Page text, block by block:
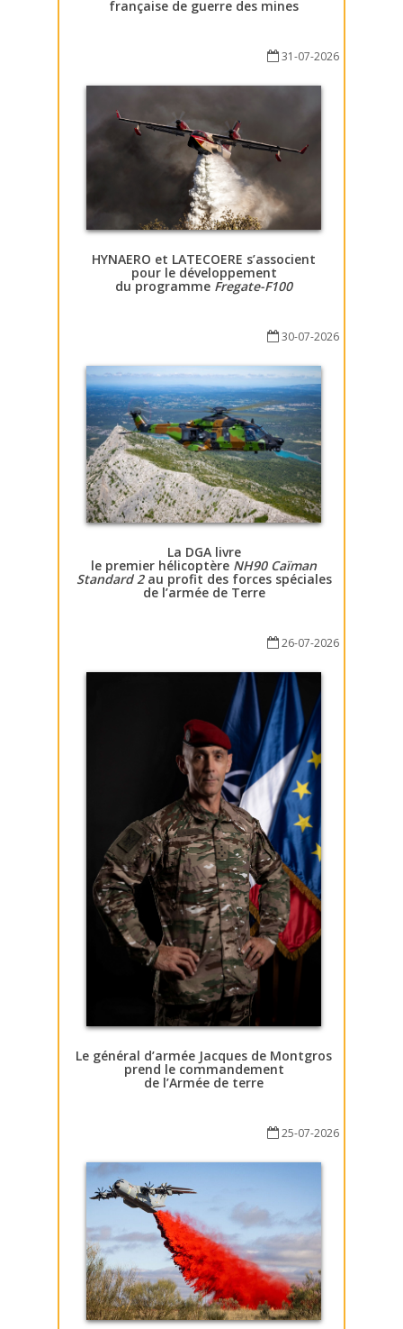
française de guerre des mines
31-07-2026
HYNAERO et LATECOERE s’associent
pour le développement
du programme Fregate-F100
30-07-2026
La DGA livre
le premier hélicoptère NH90 Caïman
Standard 2au profit des forces spéciales
de l’armée de Terre
26-07-2026
Le général d’armée Jacques de Montgros
prend le commandement
de l’Armée de terre
25-07-2026